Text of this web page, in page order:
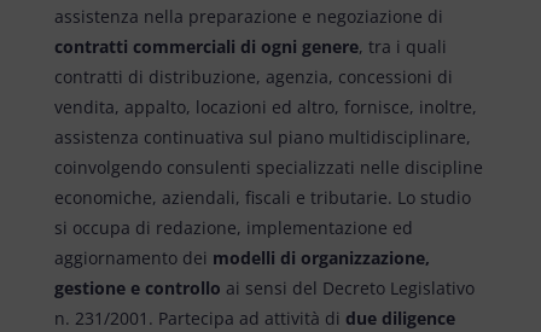
assistenza nella preparazione e negoziazione di
contratti commerciali di ogni genere, tra i quali
contratti di distribuzione, agenzia, concessioni di
vendita, appalto, locazioni ed altro, fornisce, inoltre,
assistenza continuativa sul piano multidisciplinare,
coinvolgendo consulenti specializzati nelle discipline
economiche, aziendali, fiscali e tributarie. Lo studio
si occupa di redazione, implementazione ed
aggiornamento dei modelli di organizzazione,
gestione e controllo ai sensi del Decreto Legislativo
n. 231/2001. Partecipa ad attività di due diligence